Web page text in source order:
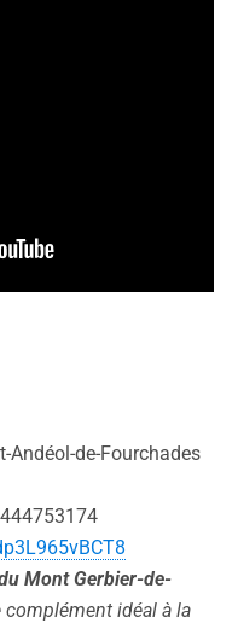
Andéol-de-Fourchades
Mont Gerbier-de-
complément idéal à la